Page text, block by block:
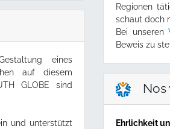
eines
auf diesem
GLOBE sind
und unterstützt
Regionen
schaut doch
Bei unseren
Beweis zu
Nos
Ehrlichkeit